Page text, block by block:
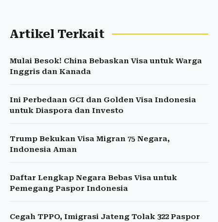
Artikel Terkait
Mulai Besok! China Bebaskan Visa untuk Warga
Inggris dan Kanada
Ini Perbedaan GCI dan Golden Visa Indonesia
untuk Diaspora dan Investo
Trump Bekukan Visa Migran 75 Negara,
Indonesia Aman
Daftar Lengkap Negara Bebas Visa untuk
Pemegang Paspor Indonesia
Cegah TPPO, Imigrasi Jateng Tolak 322 Paspor